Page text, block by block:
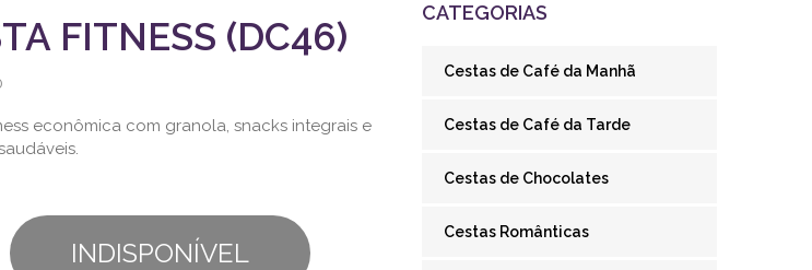
FITNESS (DC46)
econômica com granola, snacks integrais e
INDISPONÍVEL
CATEGORIAS
Cestas de Café da Manhã
Cestas de Café da Tarde
Cestas de Chocolates
Cestas Românticas